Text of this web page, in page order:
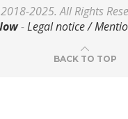
2025. All Rights
-Legal notice /
BACK TO TOP